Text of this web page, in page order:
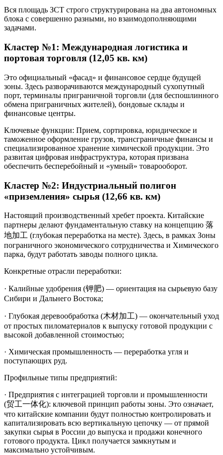
Вся площадь ЗСТ строго структурирована на два автономных
блока с совершенно разными, но взаимодополняющими
задачами.
Кластер №1: Международная логистика и
портовая торговля (12,05 кв. км)
Это официальный «фасад» и финансовое сердце будущей
зоны. Здесь разворачиваются международный сухопутный
порт, терминалы приграничной торговли (для беспошлинного
обмена приграничных жителей), бондовые склады и
финансовые центры.
Ключевые функции: Прием, сортировка, юридическое и
таможенное оформление грузов, трансграничные финансы и
специализированное хранение химической продукции. Это
развитая цифровая инфраструктура, которая призвана
обеспечить бесперебойный и «умный» товарооборот.
Кластер №2: Индустриальный полигон
«приземления» сырья (12,66 кв. км)
Настоящий производственный хребет проекта. Китайские
партнеры делают фундаментальную ставку на концепцию 落
地加工 (глубокая переработка на месте). Здесь, в рамках Зоны
пограничного экономического сотрудничества и Химического
парка, будут работать заводы полного цикла.
Конкретные отрасли переработки:
· Калийные удобрения (钾肥) — ориентация на сырьевую базу
Сибири и Дальнего Востока;
· Глубокая деревообработка (木材加工) — окончательный уход
от простых пиломатериалов к выпуску готовой продукции с
высокой добавленной стоимостью;
· Химическая промышленность — переработка угля и
поступающих руд.
Профильные типы предприятий:
· Предприятия с интеграцией торговли и промышленности
(贸工一体化): ключевой принцип работы зоны. Это означает,
что китайские компании будут полностью контролировать и
капитализировать всю вертикальную цепочку — от прямой
закупки сырья в России до выпуска и продажи конечного
готового продукта. Цикл получается замкнутым и
максимально устойчивым.